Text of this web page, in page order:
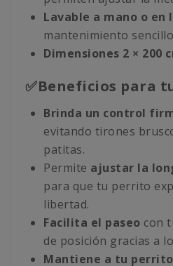
Lavable a mano o en
mantenimiento
Dimensiones 2 × 200
✅Beneficios para
Brinda un control
evitando tirones
patitas.
Permite ajustar la
para que tu perrito
libertad.
Facilita el paseo con
de posición gracias a
Mantiene a tu